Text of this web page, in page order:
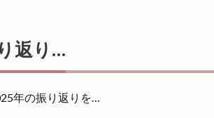
返り…
年の振り返りを…